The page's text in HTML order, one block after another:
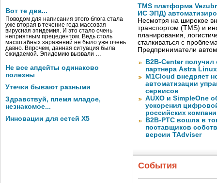
Вот те два...
Поводом для написания этого блога стала
уже вторая в течение года массовая
вирусная эпидемия. И это стало очень
неприятным прецедентом. Ведь столь
масштабных заражений не было уже очень
давно. Впрочем, данная ситуация была
ожидаемой. Эпидемию вызвали …
Не все апдейты одинаково
полезны
Утечки бывают разными
Здравствуй, племя младое,
незнакомое...
Инновации для сетей X5
TMS платформа
ИС ЭПД)
Несмотря на широкое
транспортом (TMS) и
планирования,
сталкиваться с
Предприниматели
B2B-Center получил
партнера Astra Linux
M1Cloud внедряет
автоматизации
сервисов
AUXO и SimpleOne
ускорения
российских
B2B-РТС вошла в
поставщиков
версии TAdviser
События